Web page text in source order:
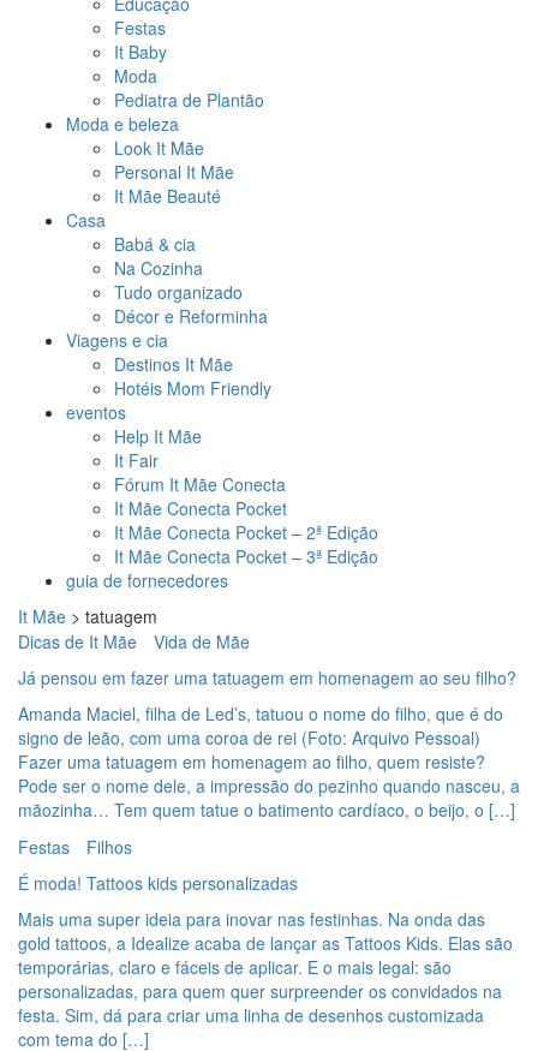
Festas
It Baby
Moda
Pediatra de Plantão
Moda e beleza
Look It Mãe
Personal It Mãe
It Mãe Beauté
Casa
Babá & cia
Na Cozinha
Tudo organizado
Décor e Reforminha
Viagens e cia
Destinos It Mãe
Hotéis Mom Friendly
eventos
Help It Mãe
It Fair
Fórum It Mãe Conecta
It Mãe Conecta Pocket
It Mãe Conecta Pocket – 2ª Edição
It Mãe Conecta Pocket – 3ª Edição
guia de fornecedores
It Mãe > tatuagem
Dicas de It Mãe
Vida de Mãe
Já pensou em fazer uma tatuagem em homenagem ao seu filho?
Amanda Maciel, filha de Led’s, tatuou o nome do filho, que é do
signo de leão, com uma coroa de rei (Foto: Arquivo Pessoal)
Fazer uma tatuagem em homenagem ao filho, quem resiste?
Pode ser o nome dele, a impressão do pezinho quando nasceu, a
mãozinha… Tem quem tatue o batimento cardíaco, o beijo, o […]
Festas
Filhos
É moda! Tattoos kids personalizadas
Mais uma super ideia para inovar nas festinhas. Na onda das
gold tattoos, a Idealize acaba de lançar as Tattoos Kids. Elas são
temporárias, claro e fáceis de aplicar. E o mais legal: são
personalizadas, para quem quer surpreender os convidados na
festa. Sim, dá para criar uma linha de desenhos customizada
com tema do […]